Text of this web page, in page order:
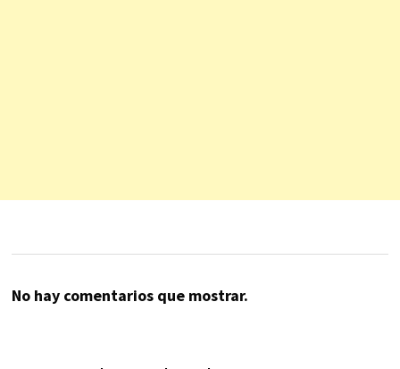
No hay comentarios que mostrar.